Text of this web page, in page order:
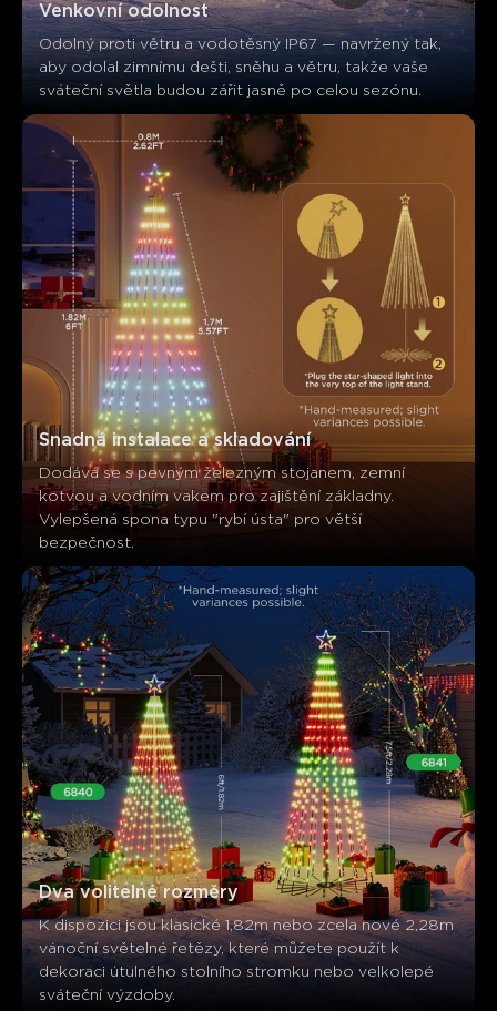
Venkovní odolnost
Odolný proti větru a vodotěsný IP67 — navržený tak,
aby odolal zimnímu dešti, sněhu a větru, takže vaše
sváteční světla budou zářit jasně po celou sezónu.
Snadná instalace a skladování
Dodává se s pevným železným stojanem, zemní
kotvou a vodním vakem pro zajištění základny.
Vylepšená spona typu "rybí ústa" pro větší
bezpečnost.
Dva volitelné rozměry
K dispozici jsou klasické 1,82m nebo zcela nové 2,28m
vánoční světelné řetězy, které můžete použít k
dekoraci útulného stolního stromku nebo velkolepé
sváteční výzdoby.
Zákazníci zmiňujíPozitivníNegativní
Shrnutí ：
Generováno AI z textu zákaznických recenzí